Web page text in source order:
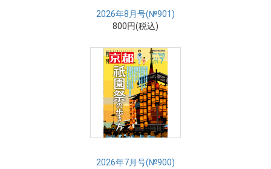
2026年8月号(№901)
800円(税込)
2026年7月号(№900)